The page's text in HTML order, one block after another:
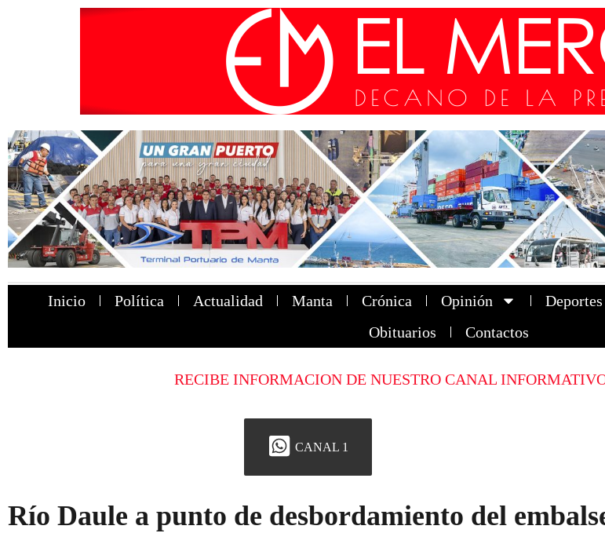
Inicio Política Actualidad Manta Crónica Opinión Deportes
Obituarios
Contactos
RECIBE INFORMACION DE NUESTRO CANAL
CANAL 1
Río Daule a punto de desbordamiento del